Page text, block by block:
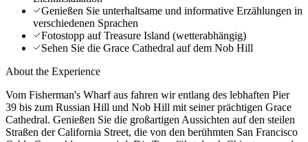
Genießen Sie unterhaltsame und informative Erzählungen in
verschiedenen Sprachen
Fotostopp auf Treasure Island (wetterabhängig)
Sehen Sie die Grace Cathedral auf dem Nob Hill
About the Experience
Vom Fisherman's Wharf aus fahren wir entlang des lebhaften Pier
39 bis zum Russian Hill und Nob Hill mit seiner prächtigen Grace
Cathedral. Genießen Sie die großartigen Aussichten auf den steilen
Straßen der California Street, die von den berühmten San Francisco